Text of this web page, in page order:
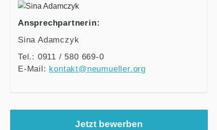
Ansprechpartnerin:
Sina Adamczyk
Tel.: 0911 / 580 669-0
E-Mail: kontakt@neumueller.org
Jetzt bewerben